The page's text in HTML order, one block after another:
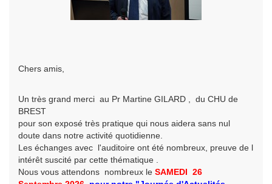
Chers amis,
Un très grand merci au Pr Martine GILARD , du CHU de
BREST
pour son exposé très pratique qui nous aidera sans nul
doute dans notre activité quotidienne.
Les échanges avec l'auditoire ont été nombreux, preuve de l
intérêt suscité par cette thématique .
Nous vous attendons nombreux le SAMEDI 26